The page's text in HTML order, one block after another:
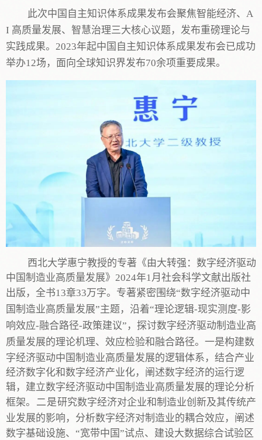
此次中国自主知识体系成果发布会聚焦智能经济、 A
I 高质量发展、智慧治理三大核心议题 ，发布重磅理论与
实践成果。 2023年起中国自主知识体系成果发布会已成功
举办12场，面向全球知识界发布70余项重要成果。
西北大学惠宁教授的专著 《由大转强：数字经济驱动
中国制造业高质量发展》 2024年1月社会科学文献出版社
出版 ，全书13章33万字。 专著紧密围绕“数字经济驱动中
国制造业高质量发展”主题，沿着“理论逻辑-现实测度-影
响效应-融合路径-政策建议”，探讨数字经济驱动制造业高
质量发展的理论机理、效应检验和融合路径。 一是构建数
字经济驱动中国制造业高质量发展的逻辑体系，结合产业
经济数字化和数字经济产业化，阐述数字经济的运行逻
辑，建立数字经济驱动中国制造业高质量发展的理论分析
框架。二是研究数字经济对企业和制造业创新及其传统产
业发展的影响，分析数字经济对制造业的耦合效应， 阐述
数字基础设施、 “宽带中国”试点、建设大数据综合试验区